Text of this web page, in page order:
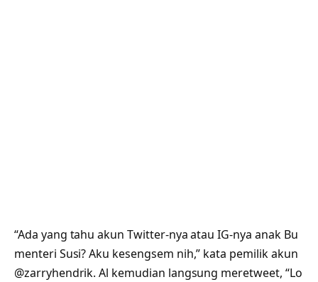
“Ada yang tahu akun Twitter-nya atau IG-nya anak Bu
menteri Susi? Aku kesengsem nih,” kata pemilik akun
@zarryhendrik. Al kemudian langsung meretweet, “Lo